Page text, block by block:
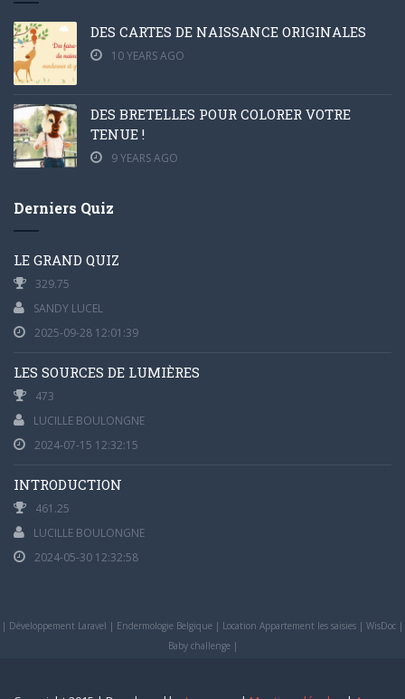
DES CARTES DE NAISSANCE ORIGINALES
10 YEARS AGO
DES BRETELLES POUR COLORER VOTRE
TENUE !
9 YEARS AGO
Derniers Quiz
LE GRAND QUIZ
329.75
SANDY LUCEL
2025-09-28 12:01:39
LES SOURCES DE LUMIÈRES
473
LUCILLE BOULONGNE
2024-07-15 12:32:15
INTRODUCTION
461.25
LUCILLE BOULONGNE
2024-05-30 12:32:58
| Développement Laravel | Endermologie Belgique | Location Appartement les saisies | WisDoc |
Baby challenge|